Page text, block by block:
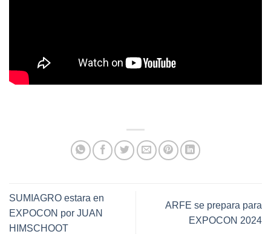
SUMIAGRO estara en
EXPOCON por JUAN
HIMSCHOOT
ARFE se prepara para
EXPOCON 2024